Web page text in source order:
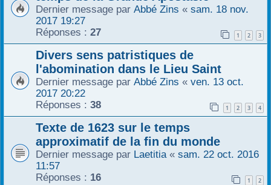
Dernier message par Abbé Zins « sam. 18 nov.
2017 19:27
Réponses : 27 1 2 3
Divers sens patristiques de
l'abomination dans le Lieu Saint
Dernier message par Abbé Zins « ven. 13 oct.
2017 20:22
Réponses : 38 1 2 3 4
Texte de 1623 sur le temps
approximatif de la fin du monde
Dernier message par Laetitia « sam. 22 oct. 2016
11:57
Réponses : 16 1 2